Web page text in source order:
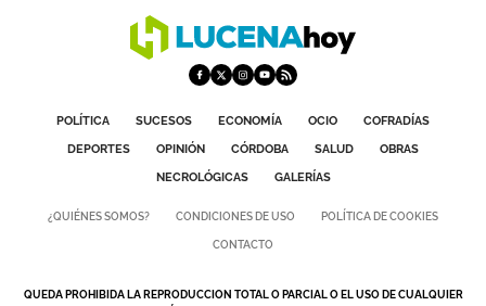
VENTANA CIUDADANA
SUBBÉTICA HOY
NECROLÓGICAS
POLÍTICA SUCESOS ECONOMÍA OCIO
COFRADÍAS
DEPORTES
OPINIÓN CÓRDOBA SALUD
OBRAS
NECROLÓGICAS
GALERÍAS
¿QUIÉNES SOMOS? CONDICIONES DE USO POLÍTICA DE COOKIES
CONTACTO
QUEDA PROHIBIDA LA REPRODUCCION TOTAL O PARCIAL O EL USO DE CUALQUIER